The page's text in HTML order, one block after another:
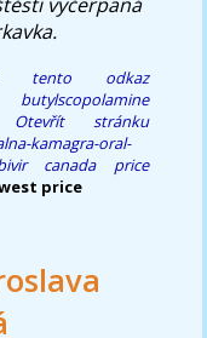
tento odkaz
butylscopolamine
Otevřít stránku
kamagra-oral-
canada price
price